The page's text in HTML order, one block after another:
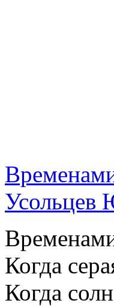
Усольцев
Когда
Когда